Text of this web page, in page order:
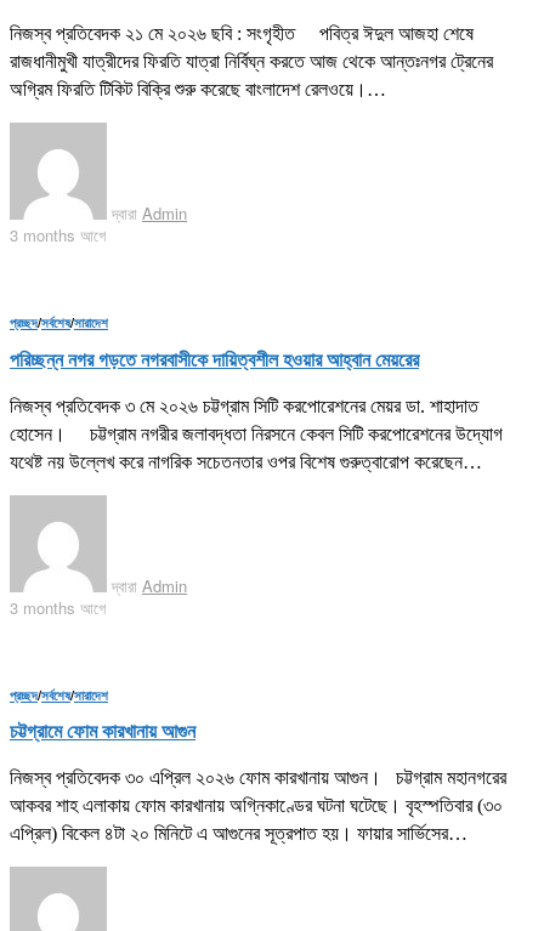
নিজস্ব প্রতিবেদক ২১ মে ২০২৬ ছবি : সংগৃহীত পবিত্র ঈদুল আজহা শেষে
রাজধানীমুখী যাত্রীদের ফিরতি যাত্রা নির্বিঘ্ন করতে আজ থেকে আন্তঃনগর ট্রেনের
অগ্রিম ফিরতি টিকিট বিক্রি শুরু করেছে বাংলাদেশ রেলওয়ে।…
দ্বারা Admin
3 months আগে
প্রচ্ছদ/সর্বশেষ/সারাদেশ
পরিচ্ছন্ন নগর গড়তে নগরবাসীকে দায়িত্বশীল হওয়ার আহ্বান মেয়রের
নিজস্ব প্রতিবেদক ৩ মে ২০২৬ চট্টগ্রাম সিটি করপোরেশনের মেয়র ডা. শাহাদাত
হোসেন। চট্টগ্রাম নগরীর জলাবদ্ধতা নিরসনে কেবল সিটি করপোরেশনের উদ্যোগ
যথেষ্ট নয় উল্লেখ করে নাগরিক সচেতনতার ওপর বিশেষ গুরুত্বারোপ করেছেন…
দ্বারা Admin
3 months আগে
প্রচ্ছদ/সর্বশেষ/সারাদেশ
চট্টগ্রামে ফোম কারখানায় আগুন
নিজস্ব প্রতিবেদক ৩০ এপ্রিল ২০২৬ ফোম কারখানায় আগুন। চট্টগ্রাম মহানগরের
আকবর শাহ এলাকায় ফোম কারখানায় অগ্নিকাণ্ডের ঘটনা ঘটেছে। বৃহস্পতিবার (৩০
এপ্রিল) বিকেল ৪টা ২০ মিনিটে এ আগুনের সূত্রপাত হয়। ফায়ার সার্ভিসের…